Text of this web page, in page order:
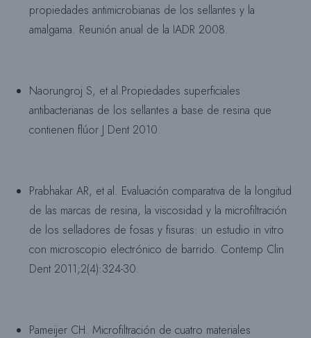
propiedades antimicrobianas de los sellantes y la
amalgama. Reunión anual de la IADR 2008.
Naorungroj S, et al.Propiedades superficiales
antibacterianas de los sellantes a base de resina que
contienen flúor J Dent 2010.
Prabhakar AR, et al. Evaluación comparativa de la longitud
de las marcas de resina, la viscosidad y la microfiltración
de los selladores de fosas y fisuras: un estudio in vitro
con microscopio electrónico de barrido. Contemp Clin
Dent 2011;2(4):324-30.
Pameijer CH. Microfiltración de cuatro materiales